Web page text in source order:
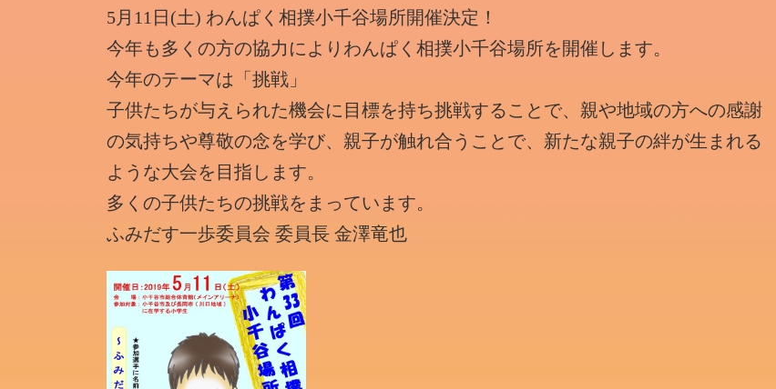
時
:
5月11日(土) わんぱく相撲小千谷場所開催決定！
今年も多くの方の協力によりわんぱく相撲小千谷場所を開催します。
今年のテーマは「挑戦」
子供たちが与えられた機会に目標を持ち挑戦することで、親や地域の方への感謝
の気持ちや尊敬の念を学び、親子が触れ合うことで、新たな親子の絆が生まれる
ような大会を目指します。
多くの子供たちの挑戦をまっています。
ふみだす一歩委員会 委員長 金澤竜也